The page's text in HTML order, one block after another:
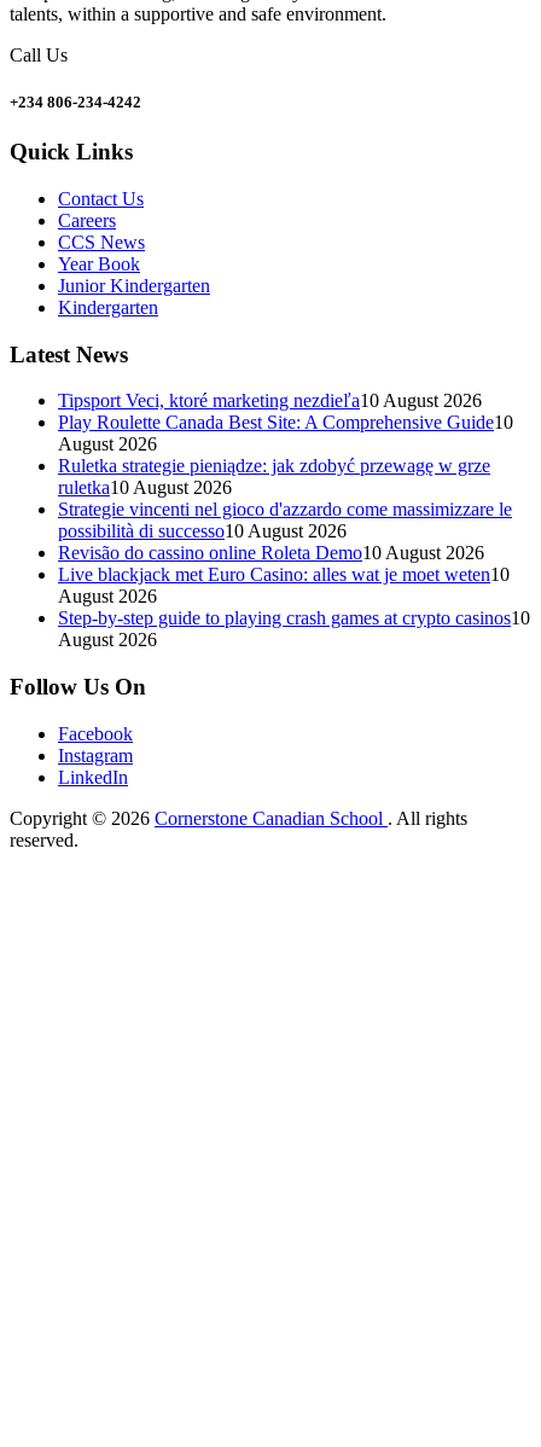
talents, within a supportive and safe environment.
Call Us
+234 806-234-4242
Quick Links
Contact Us
Careers
CCS News
Year Book
Junior Kindergarten
Kindergarten
Latest News
Tipsport Veci, ktoré marketing nezdieľa10 August 2026
Play Roulette Canada Best Site: A Comprehensive Guide10
August 2026
Ruletka strategie pieniądze: jak zdobyć przewagę w grze
ruletka10 August 2026
Strategie vincenti nel gioco d'azzardo come massimizzare le
possibilità di successo10 August 2026
Revisão do cassino online Roleta Demo10 August 2026
Live blackjack met Euro Casino: alles wat je moet weten10
August 2026
Step-by-step guide to playing crash games at crypto casinos10
August 2026
Follow Us On
Facebook
Instagram
LinkedIn
Copyright © 2026 Cornerstone Canadian School . All rights
reserved.